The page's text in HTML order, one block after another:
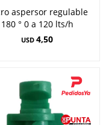
aspersor regulable
180 ° 0 a 120 lts/h
USD 4,50